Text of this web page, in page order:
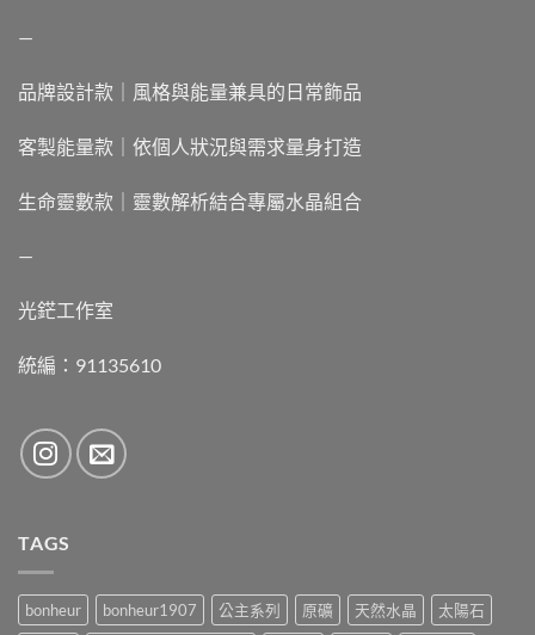
—
品牌設計款｜風格與能量兼具的日常飾品
客製能量款｜依個人狀況與需求量身打造
生命靈數款｜靈數解析結合專屬水晶組合
—
光鋩工作室
統編：91135610
TAGS
bonheur bonheur1907 公主系列 原礦 天然水晶 太陽石